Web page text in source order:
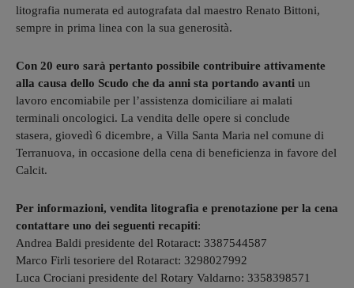
litografia numerata ed autografata dal maestro Renato Bittoni,
sempre in prima linea con la sua generosità.
Con 20 euro sarà pertanto possibile contribuire attivamente
alla causa dello Scudo che da anni sta portando avanti un
lavoro encomiabile per l’assistenza domiciliare ai malati
terminali oncologici. La vendita delle opere si conclude
stasera, giovedì 6 dicembre, a Villa Santa Maria nel comune di
Terranuova, in occasione della cena di beneficienza in favore del
Calcit.
Per informazioni, vendita litografia e prenotazione per la cena
contattare uno dei seguenti recapiti:
Andrea Baldi presidente del Rotaract: 3387544587
Marco Firli tesoriere del Rotaract: 3298027992
Luca Crociani presidente del Rotary Valdarno: 3358398571